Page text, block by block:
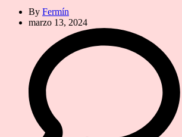
By Fermín
marzo 13, 2024